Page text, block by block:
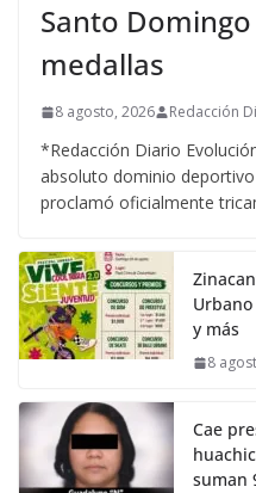
Santo
medallas
8 agosto, 2026 Redacción
*Redacción Diario
absoluto dominio
proclamó oficialmente
Urbano
y más
8
Cae
suman